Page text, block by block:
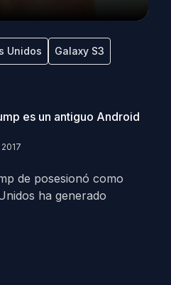
Unidos Galaxy S3
es un antiguo Android
de posesionó como
ha generado